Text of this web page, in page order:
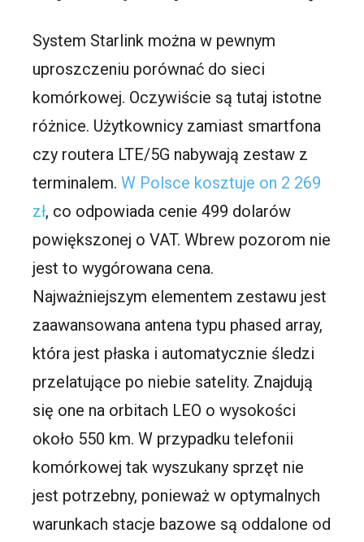
System Starlink można w pewnym
uproszczeniu porównać do sieci
komórkowej. Oczywiście są tutaj istotne
różnice. Użytkownicy zamiast smartfona
czy routera LTE/5G nabywają zestaw z
terminalem.W Polsce kosztuje on 2 269
zł, co odpowiada cenie 499 dolarów
powiększonej o VAT. Wbrew pozorom nie
jest to wygórowana cena.
Najważniejszym elementem zestawu jest
zaawansowana antena typu phased array,
która jest płaska i automatycznie śledzi
przelatujące po niebie satelity. Znajdują
się one na orbitach LEO o wysokości
około 550 km. W przypadku telefonii
komórkowej tak wyszukany sprzęt nie
jest potrzebny, ponieważ w optymalnych
warunkach stacje bazowe są oddalone od